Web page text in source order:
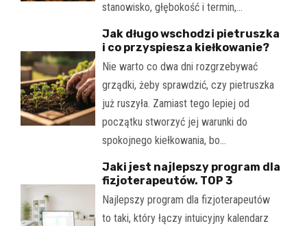
stanowisko, głębokość i termin,…
Jak długo wschodzi pietruszka
i co przyspiesza kiełkowanie?
Nie warto co dwa dni rozgrzebywać
grządki, żeby sprawdzić, czy pietruszka
już ruszyła. Zamiast tego lepiej od
początku stworzyć jej warunki do
spokojnego kiełkowania, bo…
Jaki jest najlepszy program dla
fizjoterapeutów. TOP 3
Najlepszy program dla fizjoterapeutów
to taki, który łączy intuicyjny kalendarz